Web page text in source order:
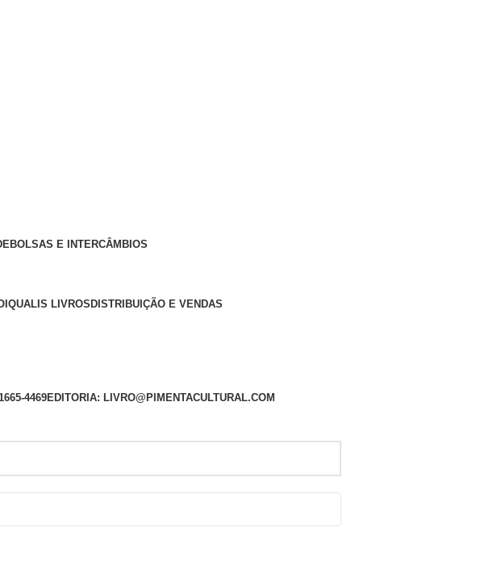
BOLSAS E INTERCÂMBIOS
QUALIS LIVROS DISTRIBUIÇÃO E VENDAS
4469EDITORIA: LIVRO@PIMENTACULTURAL.COM